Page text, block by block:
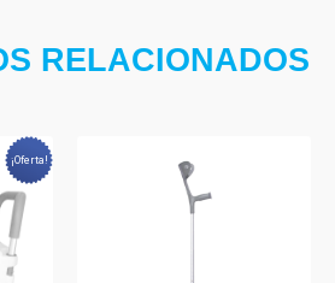
RELACIONADOS
¡Oferta!